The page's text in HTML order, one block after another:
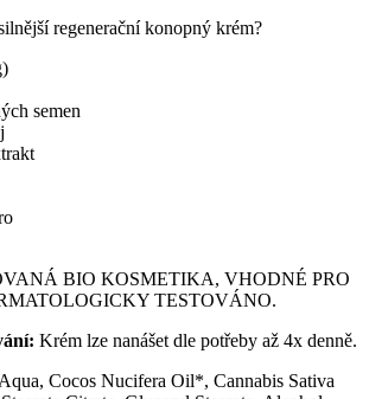
regenerační konopný krém?
semen
BIO KOSMETIKA, VHODNÉ PRO
TESTOVÁNO.
Krém lze nanášet dle potřeby až 4x denně.
Cocos Nucifera Oil*, Cannabis Sativa